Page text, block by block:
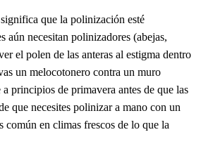
que la polinización esté
aún necesitan polinizadores (abejas,
el polen de las anteras al estigma dentro
un melocotonero contra un muro
principios de primavera antes de que las
que necesites polinizar a mano con un
común en climas frescos de lo que la